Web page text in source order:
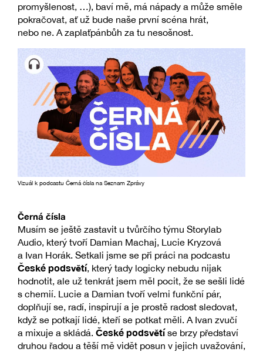
promyšlenost, …), baví mě, má nápady a může směle
pokračovat, ať už bude naše první scéna hrát,
nebo ne. A zaplaťpánbůh za tu nesošnost.
Vizuál k podcastu Černá čísla na Seznam Zprávy
Černá čísla
Musím se ještě zastavit u tvůrčího týmu Storylab
Audio, který tvoří Damian Machaj, Lucie Kryzová
a Ivan Horák. Setkali jsme se při práci na podcastu
České podsvětí, který tady logicky nebudu nijak
hodnotit, ale už tenkrát jsem měl pocit, že se sešli lidé
s chemií. Lucie a Damian tvoří velmi funkční pár,
doplňují se, radí, inspirují a je prostě radost sledovat,
když se potkají lidé, kteří se potkat měli. A Ivan zvučí
a mixuje a skládá. České podsvětíse brzy představí
druhou řadou a těší mě vidět posun v jejich uvažování,